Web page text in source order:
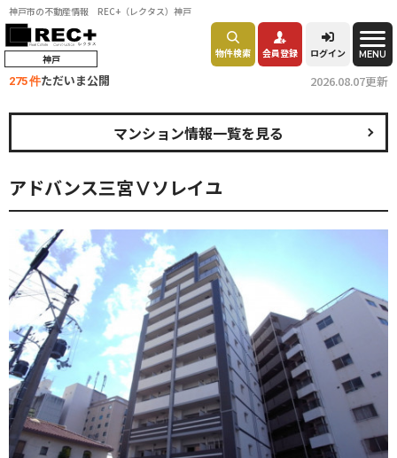
神戸市の不動産情報 REC+（レクタス）神戸
神戸 物件検索 会員登録 ログイン MENU
275 件ただいま公開 2026.08.07更新
アドバンス三宮Ⅴソレイユ
マンション情報一覧を見る